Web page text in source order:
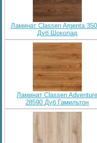
Ламинат Classen Argenta
Дуб Шоколад
Ламинат Classen Adventure
28590 Дуб Гамильтон